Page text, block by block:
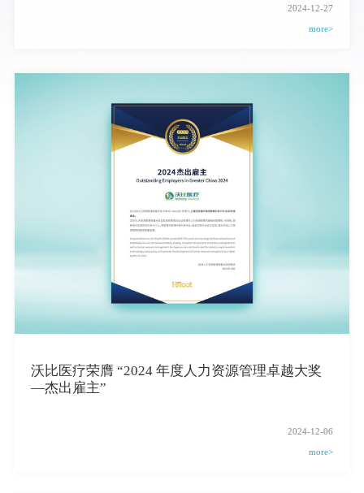
2024-12-27
more>
沃比医疗荣膺 “2024 年度人力资源管理卓越大奖
—杰出雇主”
2024-12-06
more>